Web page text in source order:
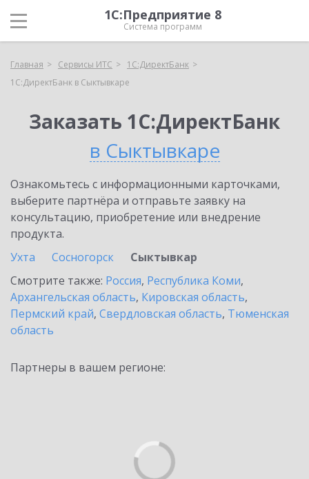
1С:Предприятие 8
Система программ
Главная Сервисы ИТС
1С:ДиректБанк
1С:ДиректБанк в Сыктывкаре
Заказать 1С:ДиректБанк
в Сыктывкаре
Ознакомьтесь с информационными карточками,
выберите партнёра и отправьте заявку на
консультацию, приобретение или внедрение
продукта.
Ухта
Сосногорск
Сыктывкар
Смотрите также: Россия, Республика Коми,
Архангельская область, Кировская область,
Пермский край, Свердловская область, Тюменская
область
Партнеры в вашем регионе: